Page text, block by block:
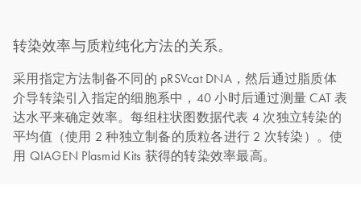
转染效率与质粒纯化方法的关系。
采用指定方法制备不同的 pRSVcat DNA，然后通过脂质体
介导转染引入指定的细胞系中，40 小时后通过测量 CAT 表
达水平来确定效率。每组柱状图数据代表 4 次独立转染的
平均值（使用 2 种独立制备的质粒各进行 2 次转染）。使
用 QIAGEN Plasmid Kits 获得的转染效率最高。